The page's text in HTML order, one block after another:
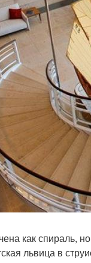
как спираль,
львица в